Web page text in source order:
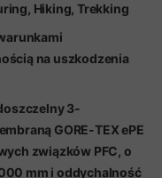
Hiking, Trekking
na uszkodzenia
3-
GORE-TEXePE
związków PFC, o
mm i oddychalność